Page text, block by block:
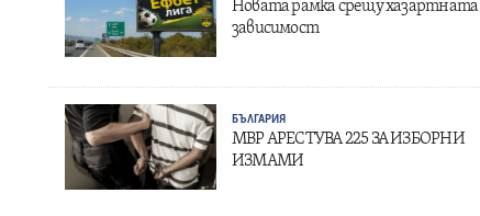
Новата рамка срещу хазартната
зависимост
БЪЛГАРИЯ
МВР АРЕСТУВА 225 ЗА ИЗБОРНИ
ИЗМАМИ